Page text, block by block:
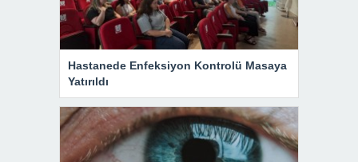
Hastanede Enfeksiyon Kontrolü Masaya
Yatırıldı